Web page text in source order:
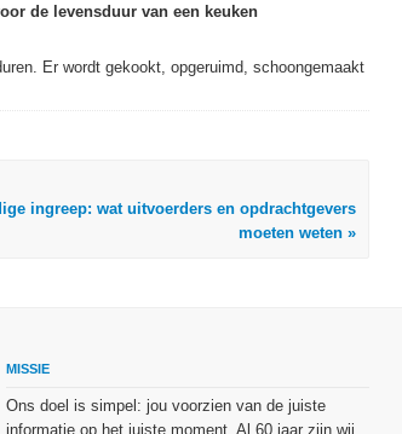
de levensduur van een keuken
Er wordt gekookt, opgeruimd, schoongemaakt
ingreep: wat uitvoerders en opdrachtgevers
moeten weten »
MISSIE
Ons doel is simpel: jou voorzien van de juiste
informatie op het juiste moment. Al 60 jaar zijn wij